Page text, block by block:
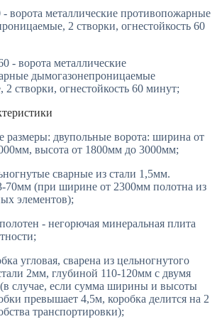
металлические противопожарные
2 створки, огнестойкость 60
ворота металлические
дымогазонепроницаемые
2 створки, огнестойкость 60 минут;
размеры: двупольные ворота: ширина от
высота от 1800мм до 3000мм;
сварные из стали 1,5мм.
70мм (при ширине от 2300мм полотна из
элементов);
- негорючая минеральная плита
угловая, сварена из цельногнутого
2мм, глубиной 110-120мм с двумя
случае, если сумма ширины и высоты
превышает 4,5м, коробка делится на 2
транспортировки);